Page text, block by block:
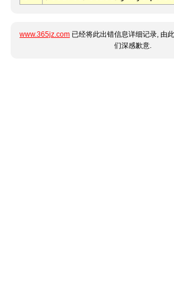
www.365jz.com 已经将此出错信息详细记录, 由
们深感歉意.